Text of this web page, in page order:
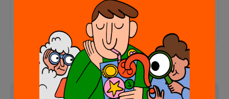
아직 후기가 도착하지 않았습니다